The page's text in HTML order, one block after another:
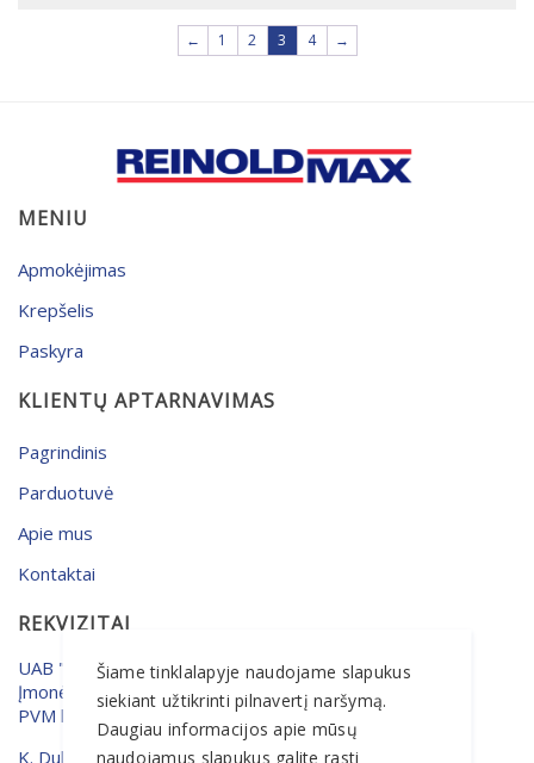
← 1 2 3 4 →
MENIU
Apmokėjimas
Krepšelis
Paskyra
KLIENTŲ APTARNAVIMAS
Pagrindinis
Parduotuvė
Apie mus
Kontaktai
REKVIZITAI
UAB "MERSETA"
Įmonės kodas: 133648055
PVM kodas: LT336480515
K. Dulksnio g. 9, Narsiečiai
Šiame tinklalapyje naudojame slapukus
siekiant užtikrinti pilnavertį naršymą.
Daugiau informacijos apie mūsų
naudojamus slapukus galite rasti